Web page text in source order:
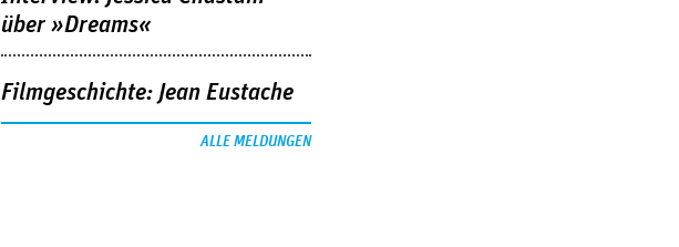
über »Dreams«
Filmgeschichte: Jean Eustache
ALLE MELDUNGEN